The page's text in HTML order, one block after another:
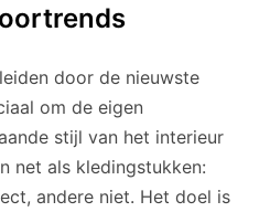
door de nieuwste
om de eigen
stijl van het interieur
net als kledingstukken:
andere niet. Het doel is